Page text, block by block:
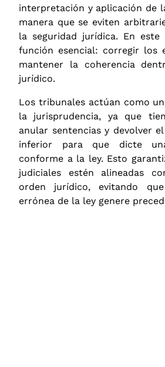
interpretación y aplicación de
manera que se eviten
la seguridad jurídica. En
función esencial: corregir los
mantener la coherencia
jurídico.
Los tribunales actúan como
la jurisprudencia, ya que
anular sentencias y devolver
inferior para que dicte
conforme a la ley. Esto
judiciales estén alineadas
orden jurídico, evitando
errónea de la ley genere